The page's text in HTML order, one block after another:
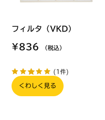
フィルタ（VKD）
¥836 （税込）
(1件)
くわしく見る